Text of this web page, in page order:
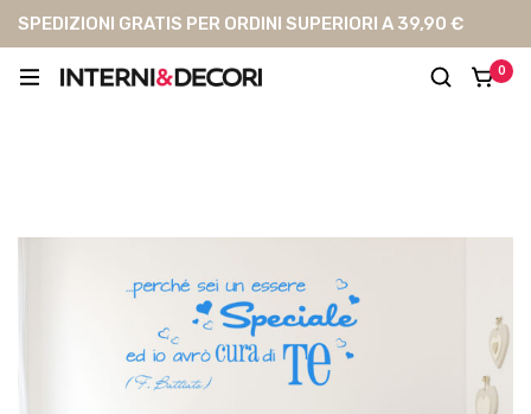
SPEDIZIONI GRATIS PER ORDINI SUPERIORI A 39,90 €
0